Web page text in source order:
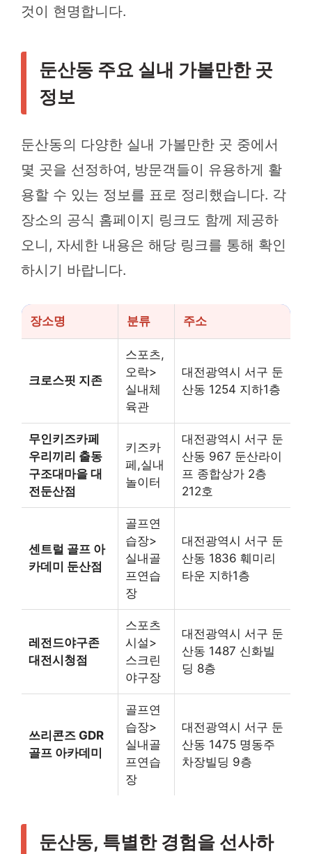
것이 현명합니다.
둔산동 주요 실내 가볼만한 곳
정보
둔산동의 다양한 실내 가볼만한 곳 중에서
몇 곳을 선정하여, 방문객들이 유용하게 활
용할 수 있는 정보를 표로 정리했습니다. 각
장소의 공식 홈페이지 링크도 함께 제공하
오니, 자세한 내용은 해당 링크를 통해 확인
하시기 바랍니다.
장소명 분류 주소
크로스핏 지존
스포츠,
오락>
실내체
육관
대전광역시 서구 둔
산동 1254 지하1층
무인키즈카페
우리끼리 출동
구조대마을 대
전둔산점
키즈카
페,실내
놀이터
대전광역시 서구 둔
산동 967 둔산라이
프 종합상가 2층
212호
센트럴 골프 아
카데미 둔산점
골프연
습장>
실내골
프연습
장
대전광역시 서구 둔
산동 1836 훼미리
타운 지하1층
레전드야구존
대전시청점
스포츠
시설>
스크린
야구장
대전광역시 서구 둔
산동 1487 신화빌
딩 8층
쓰리콘즈 GDR
골프 아카데미
골프연
습장>
실내골
프연습
장
대전광역시 서구 둔
산동 1475 명동주
차장빌딩 9층
둔산동, 특별한 경험을 선사하